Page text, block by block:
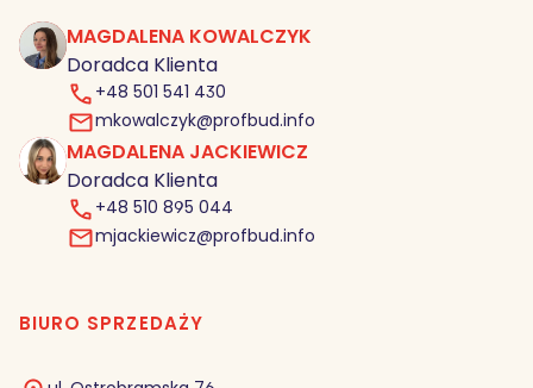
MK MAGDALENA KOWALCZYK
Doradca Klienta
+48 501 541 430
mkowalczyk@profbud.info
MJ MAGDALENA JACKIEWICZ
Doradca Klienta
+48 510 895 044
mjackiewicz@profbud.info
BIURO SPRZEDAŻY